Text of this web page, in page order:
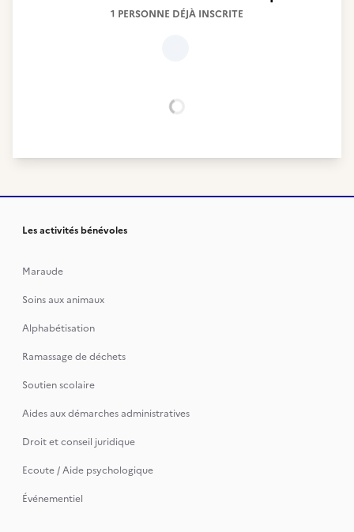
1 PERSONNE DÉJÀ INSCRITE
Les activités bénévoles
Maraude
Soins aux animaux
Alphabétisation
Ramassage de déchets
Soutien scolaire
Aides aux démarches administratives
Droit et conseil juridique
Ecoute / Aide psychologique
Événementiel